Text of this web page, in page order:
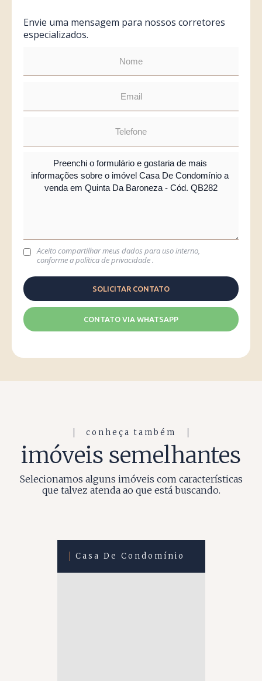
Envie uma mensagem para nossos corretores
especializados.
Aceito compartilhar meus dados para uso interno,
conforme apolítica de privacidade.
CONTATO VIA WHATSAPP
conheça também
imóveis semelhantes
Selecionamos alguns imóveis com características
que talvez atenda ao que está buscando.
Casa De Condomínio